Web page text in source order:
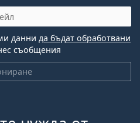
данни да бъдат обработвани
съобщения